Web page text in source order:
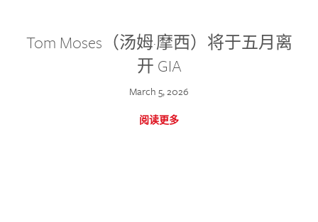
Tom Moses（汤姆·摩西）将于五月离
开 GIA
March 5, 2026
阅读更多